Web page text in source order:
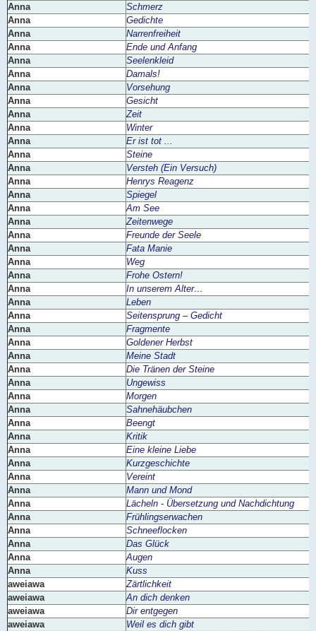
Anna
Schmerz
Anna
Gedichte
Anna
Narrenfreiheit
Anna
Ende und Anfang
Anna
Seelenkleid
Anna
Damals!
Anna
Vorsehung
Anna
Gesicht
Anna
Zeit
Anna
Winter
Anna
Er ist tot ...
Anna
Steine
Anna
Versteh (Ein Versuch)
Anna
Henrys Reagenz
Anna
Spiegel
Anna
Am See
Anna
Zeitenwege
Anna
Freunde der Seele
Anna
Fata Manie
Anna
Weg
Anna
Frohe Ostern!
Anna
In unserem Alter…
Anna
Leben
Anna
Seitensprung – Gedicht
Anna
Fragmente
Anna
Goldener Herbst
Anna
Meine Stadt
Anna
Die Tränen der Steine
Anna
Ungewiss
Anna
Morgen
Anna
Sahnehäubchen
Anna
Beengt
Anna
Kritik
Anna
Eine kleine Liebe
Anna
Kurzgeschichte
Anna
Vereint
Anna
Mann und Mond
Anna
Lächeln - Übersetzung und Nachdichtung
Anna
Frühlingserwachen
Anna
Schneeflocken
Anna
Das Glück
Anna
Augen
Anna
Kuss
aweiawa
Zärtlichkeit
aweiawa
An dich denken
aweiawa
Dir entgegen
aweiawa
Weil es dich gibt